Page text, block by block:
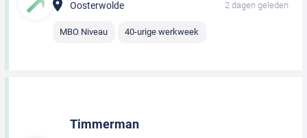
Oosterwolde 2 dagen geleden
MBO Niveau 40-urige werkweek
Timmerman